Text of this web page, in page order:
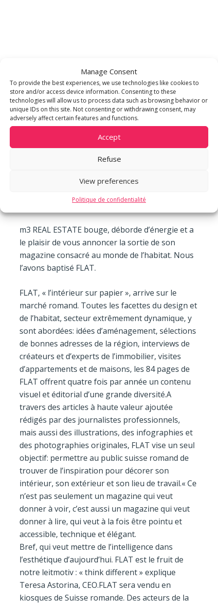
Manage Consent
To provide the best experiences, we use technologies like cookies to
store and/or access device information. Consenting to these
technologies will allow us to process data such as browsing behavior or
unique IDs on this site. Not consenting or withdrawing consent, may
adversely affect certain features and functions.
Accept
Refuse
View preferences
Politique de confidentialité
magazine de m3
REAL ESTATE
27/11/2016 Category
m3 REAL ESTATE bouge, déborde d’énergie et a
le plaisir de vous annoncer la sortie de son
magazine consacré au monde de l’habitat. Nous
l’avons baptisé FLAT.
FLAT, « l’intérieur sur papier », arrive sur le
marché romand. Toutes les facettes du design et
de l’habitat, secteur extrêmement dynamique, y
sont abordées: idées d’aménagement, sélections
de bonnes adresses de la région, interviews de
créateurs et d’experts de l’immobilier, visites
d’appartements et de maisons, les 84 pages de
FLAT offrent quatre fois par année un contenu
visuel et éditorial d’une grande diversité.A
travers des articles à haute valeur ajoutée
rédigés par des journalistes professionnels,
mais aussi des illustrations, des infographies et
des photographies originales, FLAT vise un seul
objectif: permettre au public suisse romand de
trouver de l’inspiration pour décorer son
intérieur, son extérieur et son lieu de travail.« Ce
n’est pas seulement un magazine qui veut
donner à voir, c’est aussi un magazine qui veut
donner à lire, qui veut à la fois être pointu et
accessible, technique et élégant.
Bref, qui veut mettre de l’intelligence dans
l’esthétique d’aujourd’hui. FLAT est le fruit de
notre leitmotiv : « think different » explique
Teresa Astorina, CEO.FLAT sera vendu en
kiosques de Suisse romande. Des acteurs de la